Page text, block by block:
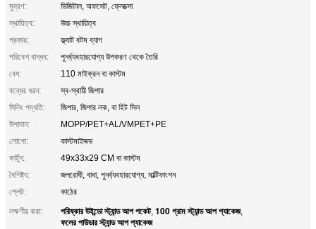
মুদ্রণ:
ডিজিটাল, অফসেট, ফ্লেক্সো
স্থায়িত্ব:
উচ্চ স্থায়িত্ব
প্রকার:
ফ্ল্যাট বটম ব্যাগ
পরিবেশ বান্ধব:
পুনর্ব্যবহারযোগ্য উপকরণ থেকে তৈরি
বেধ:
110 মাইক্রন বা কাস্টম
বন্ধের ধরন:
স্ব-স্থায়ী জিপার
সিলিং পদ্ধতি:
জিপার, জিপার লক, বা হিট সিল
উপাদান:
MOPP/PET+AL/VMPET+PE
লোগো:
কাস্টমাইজড
কার্টুন:
49x33x29 CM বা কাস্টম
বৈশিষ্ট্য:
জলরোধী, বাধা, পুনর্ব্যবহারযোগ্য, মাল্টিফাংশন
প্লেট:
কাঠের
লক্ষণীয় করা:
পরিষ্কার উইন্ডো স্ট্যান্ড আপ পকেট, 100 গ্রাম স্ট্যান্ড আপ প্যাকেজ,
ফলের পাউডার স্ট্যান্ড আপ প্যাকেজ